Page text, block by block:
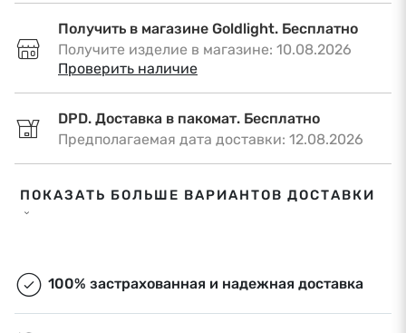
Получить в магазине Goldlight. Бесплатно
Получите изделие в магазине: 10.08.2026
•
Проверить наличие
DPD. Доставка в пакомат. Бесплатно
Предполагаемая дата доставки: 12.08.2026
DPD. Доставка по адресу. €6,50
Предполагаемая дата доставки: 12.08.2026
ПОКАЗАТЬ БОЛЬШЕ ВАРИАНТОВ ДОСТАВКИ
100% застрахованная и надежная доставка